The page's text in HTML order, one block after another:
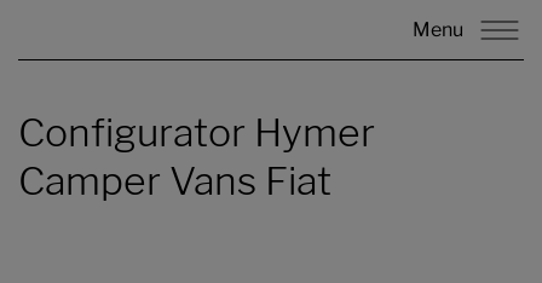
Menu
Configurator Hymer
Camper Vans Fiat